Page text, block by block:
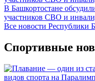
В Башкортостане
участников СВО и
Все новости Республики
Спортивные